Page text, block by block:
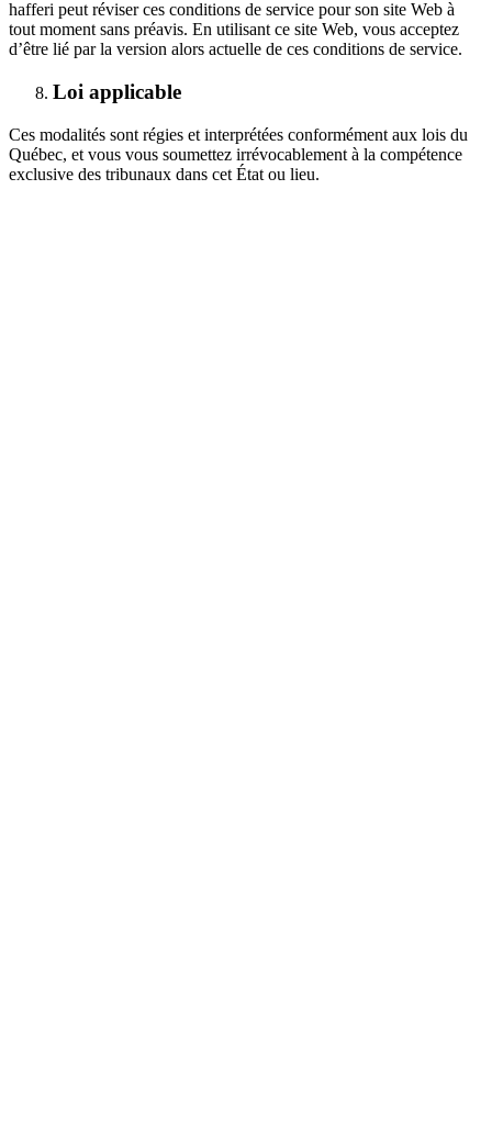
hafferi peut réviser ces conditions de service pour son site Web à
tout moment sans préavis. En utilisant ce site Web, vous acceptez
d’être lié par la version alors actuelle de ces conditions de service.
Loi applicable
Ces modalités sont régies et interprétées conformément aux lois du
Québec, et vous vous soumettez irrévocablement à la compétence
exclusive des tribunaux dans cet État ou lieu.